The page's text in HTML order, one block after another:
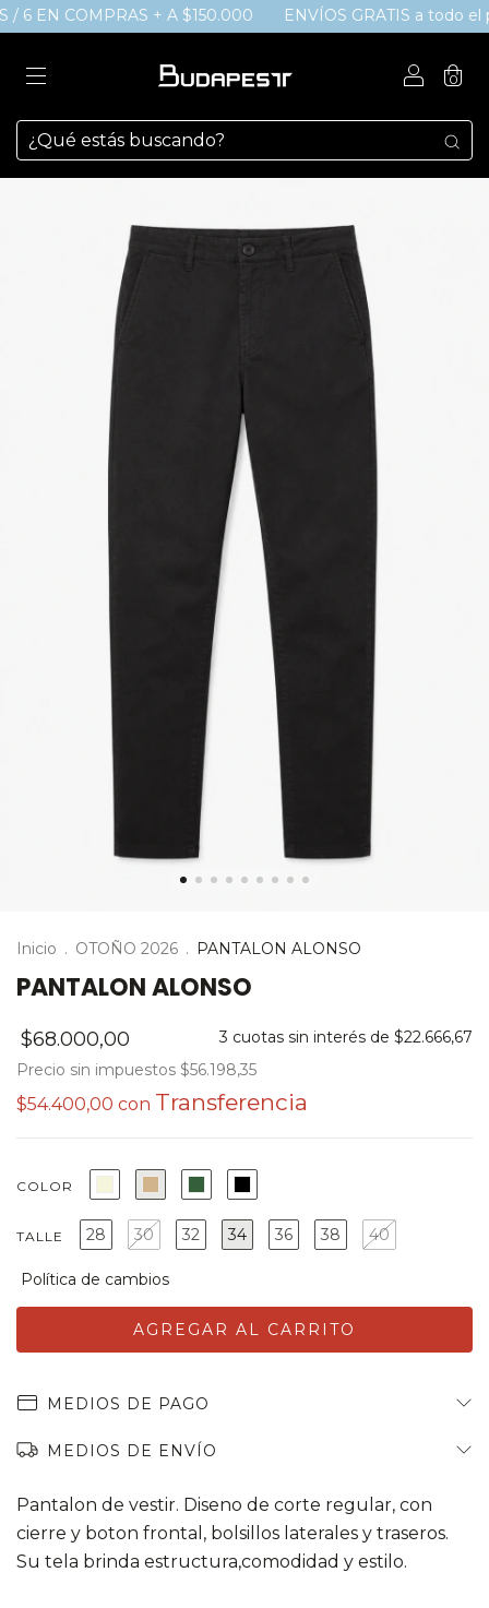
EN COMPRAS + A $150.000 ENVÍOS GRATIS a todo el
0
Inicio . OTOÑO 2026 . PANTALON ALONSO
PANTALON ALONSO
$68.000,00 3 cuotas sin interés de $22.666,67
Precio sin impuestos $56.198,35
$54.400,00 con
COLOR
TALLE 28 30 32 34 36 38 40
MEDIOS DE PAGO
MEDIOS DE ENVÍO
Pantalon de vestir. Diseno de corte regular, con
cierre y boton frontal, bolsillos laterales y traseros.
Su tela brinda estructura,comodidad y estilo.